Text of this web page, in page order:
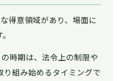
得意領域があり、場面に
時期は、法令上の制限や
組み始めるタイミングで